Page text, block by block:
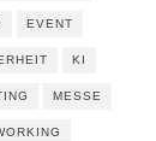
EVENT
KI
MESSE